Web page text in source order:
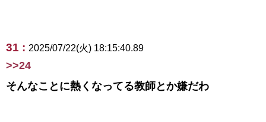
31 : 2025/07/22(火) 18:15:40.89
>>24
そんなことに熱くなってる教師とか嫌だわ